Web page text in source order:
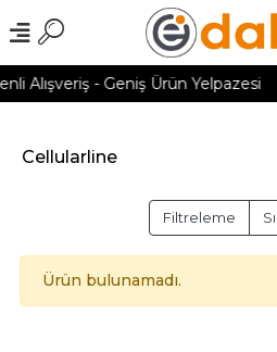
Alışveriş - Geniş Ürün Yelpazesi
Cellularline
Filtreleme
Ürün bulunamadı.